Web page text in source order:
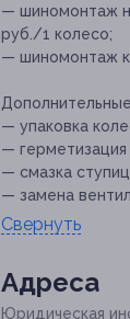
— шиномонтаж
руб./1 колесо;
— шиномонтаж
— упаковка
—
— смазка
— замена
Свернуть
Адресa
Юридическая